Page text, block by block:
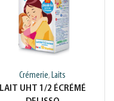
Crémerie, Laits
LAIT UHT 1/2 ÉCRÉMÉ